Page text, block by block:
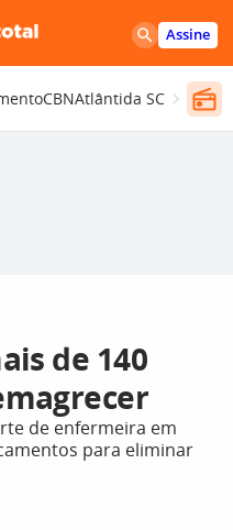
Assine
CBNAtlântida SC
de 140
de enfermeira em
para eliminar